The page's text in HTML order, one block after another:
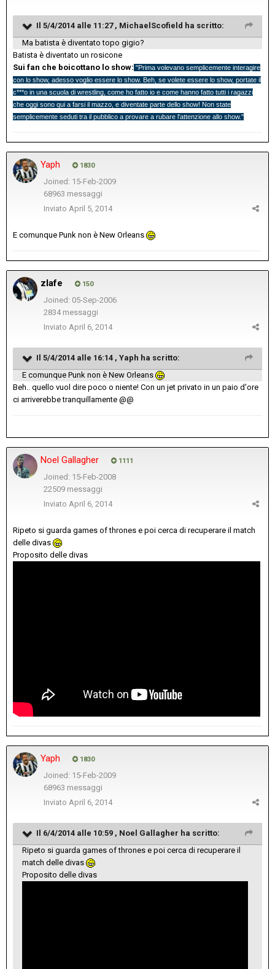
Il 5/4/2014 alle 11:27 , MichaelScofield ha scritto:
Ma batista è diventato topo gigio?
Batista è diventato un rosicone
Sui fan che boicottano lo show: "Prima volevano semplicemente interagire
con lo show, adesso voglio essere lo show. Beh, se volete essere lo show, portate il
c***o in una scuola di wrestling, come ho fatto io e come hanno fatto tutti i ragazzi
che oggi sono qui a farsi il mazzo, e diventate parte dello show! Non state
semplicemente seduti tra il pubblico a provare a rubare l'attenzione allo show."
Yaph 1830
Joined: 15-Feb-2009
68963 messaggi
Inviato April 5, 2014
E comunque Punk non è New Orleans
zlafe 150
Joined: 05-Sep-2006
2834 messaggi
Inviato April 6, 2014
Il 5/4/2014 alle 16:14 , Yaph ha scritto:
E comunque Punk non è New Orleans
Beh.. quello vuol dire poco o niente! Con un jet privato in un paio d'ore
ci arriverebbe tranquillamente @@
Noel Gallagher 1111
Joined: 15-Feb-2008
22509 messaggi
Inviato April 6, 2014
Ripeto si guarda games of thrones e poi cerca di recuperare il match
delle divas
Proposito delle divas
Yaph 1830
Joined: 15-Feb-2009
68963 messaggi
Inviato April 6, 2014
Il 6/4/2014 alle 10:59 , Noel Gallagher ha scritto:
Ripeto si guarda games of thrones e poi cerca di recuperare il
match delle divas
Proposito delle divas